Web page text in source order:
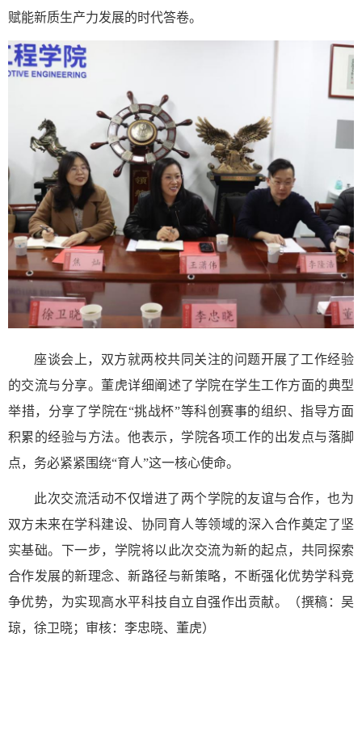
赋能新质生产力发展的时代答卷。
座谈会上，双方就两校共同关注的问题开展了工作经验
的交流与分享。董虎详细阐述了学院在学生工作方面的典型
举措，分享了学院在“挑战杯”等科创赛事的组织、指导方面
积累的经验与方法。他表示，学院各项工作的出发点与落脚
点，务必紧紧围绕“育人”这一核心使命。
此次交流活动不仅增进了两个学院的友谊与合作，也为
双方未来在学科建设、协同育人等领域的深入合作奠定了坚
实基础。下一步，学院将以此次交流为新的起点，共同探索
合作发展的新理念、新路径与新策略，不断强化优势学科竞
争优势，为实现高水平科技自立自强作出贡献。（撰稿：吴
琼，徐卫晓；审核：李忠晓、董虎）